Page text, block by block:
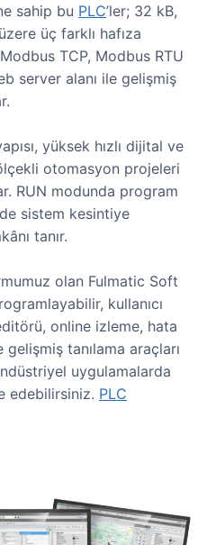
sahip bu PLC’ler; 32 kB,
üç farklı hafıza
TCP, Modbus RTU
server alanı ile gelişmiş
yüksek hızlı dijital ve
otomasyon projeleri
RUN modunda program
sistem kesintiye
tanır.
olan Fulmatic Soft
kullanıcı
online izleme, hata
tanılama araçları
uygulamalarda
edebilirsiniz. PLC